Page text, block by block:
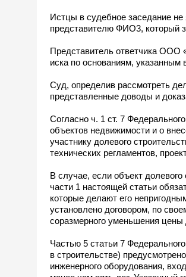
Истцы в судебное заседание
представителю ФИО3, который
Представитель ответчика ООО
иска по основаниям,
Суд, определив рассмотреть
представленные доводы и
Согласно ч. 1 ст. 7
объектов недвижимости и о
участнику долевого
технических регламентов,
В случае, если объект
части 1 настоящей статьи
которые делают его
установлено договором, по
соразмерного уменьшения цены
Частью 5 статьи 7
в строительстве)
инженерного оборудования,